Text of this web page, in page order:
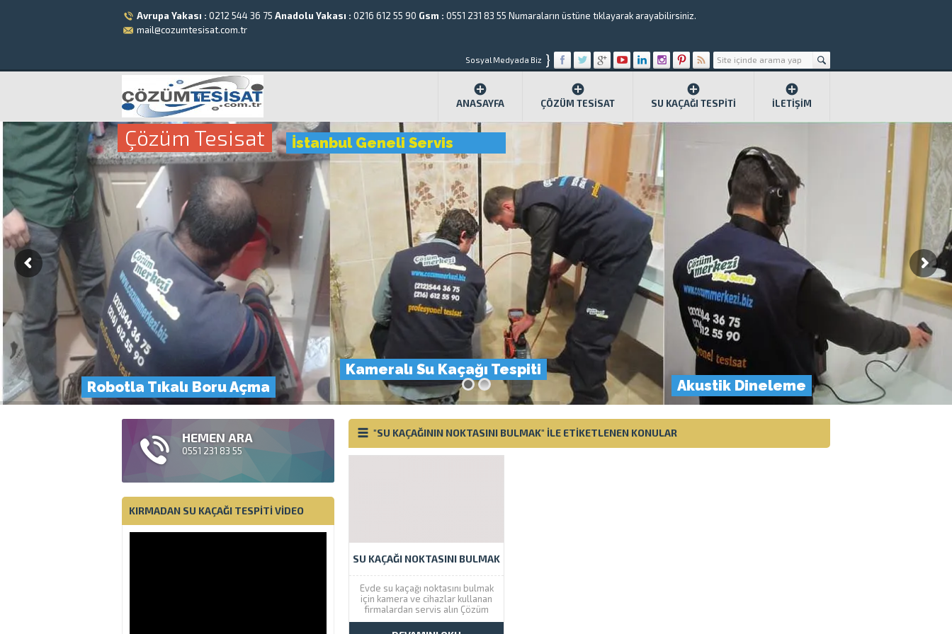
Avrupa Yakası : 0212 544 36 75 Anadolu Yakası : 0216 612 55 90 Gsm : 0551 231 83 55 Numaraların üstüne tıklayarak arayabilirsiniz.
mail@cozumtesisat.com.tr
Sosyal Medyada Biz }
ANASAYFA ÇÖZÜM TESISAT SU KAÇAĞI TESPITI İLETIŞIM
Çözüm Tesisat
Kameralı Su Kaçağı Tespiti
Robotla Tıkalı Boru Açma
Akustik Dineleme
İstanbul Geneli Servis
"SU KAÇAĞININ NOKTASINI BULMAK" ILE ETIKETLENEN KONULAR
SU KAÇAĞI NOKTASINI BULMAK
Evde su kaçağı noktasını bulmak
için kamera ve cihazlar kullanan
firmalardan servis alın Çözüm
Tesisat bu konuda size yardımcı
olacaktır. İstanbul genelinde
HEMEN ARA
0551 231 83 55
KIRMADAN SU KAÇAĞI TESPITI VIDEO